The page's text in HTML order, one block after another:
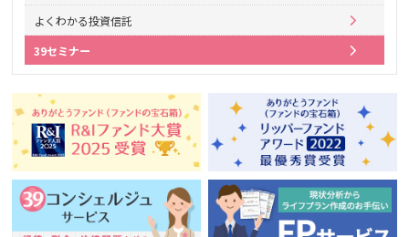
よくわかる投資信託
39セミナー